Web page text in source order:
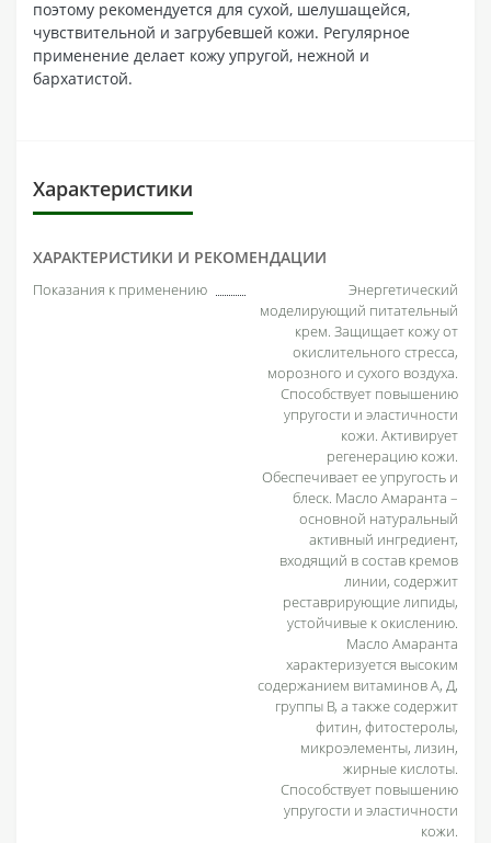
поэтому рекомендуется для сухой, шелушащейся,
чувствительной и загрубевшей кожи. Регулярное
применение делает кожу упругой, нежной и
бархатистой.
Характеристики
ХАРАКТЕРИСТИКИ И РЕКОМЕНДАЦИИ
Показания к применению
Энергетический
моделирующий питательный
крем. Защищает кожу от
окислительного стресса,
морозного и сухого воздуха.
Способствует повышению
упругости и эластичности
кожи. Активирует
регенерацию кожи.
Обеспечивает ее упругость и
блеск. Масло Амаранта –
основной натуральный
активный ингредиент,
входящий в состав кремов
линии, содержит
реставрирующие липиды,
устойчивые к окислению.
Масло Амаранта
характеризуется высоким
содержанием витаминов А, Д,
группы В, а также содержит
фитин, фитостеролы,
микроэлементы, лизин,
жирные кислоты.
Способствует повышению
упругости и эластичности
кожи.